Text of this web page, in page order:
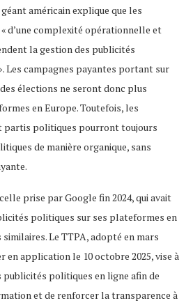
américain explique que les
d’une complexité opérationnelle et
la gestion des publicités
Les campagnes payantes portant sur
élections ne seront donc plus
en Europe. Toutefois, les
partis politiques pourront toujours
de manière organique, sans
prise par Google fin 2024, qui avait
politiques sur ses plateformes en
Le TTPA, adopté en mars
en application le 10 octobre 2025, vise à
politiques en ligne afin de
et de renforcer la transparence à